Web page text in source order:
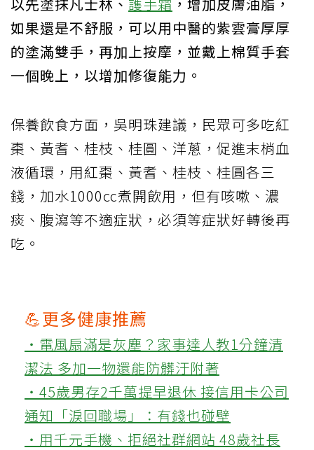
如果還是不舒服，可以用中醫的紫雲膏厚厚
的塗滿雙手，再加上按摩，並戴上棉質手套
一個晚上，以增加修復能力。
保養飲食方面，吳明珠建議，民眾可多吃紅
棗、黃耆、桂枝、桂圓、洋蔥，促進末梢血
液循環，用紅棗、黃耆、桂枝、桂圓各三
錢，加水1000㏄煮開飲用，但有咳嗽、濃
痰、腹瀉等不適症狀，必須等症狀好轉後再
吃。
💪更多健康推薦
‧電風扇滿是灰塵？家事達人教1分鐘清
潔法 多加一物還能防髒汙附著
‧45歲男存2千萬提早退休 接信用卡公司
通知「淚回職場」：有錢也碰壁
‧用千元手機、拒絕社群網站 48歲社長